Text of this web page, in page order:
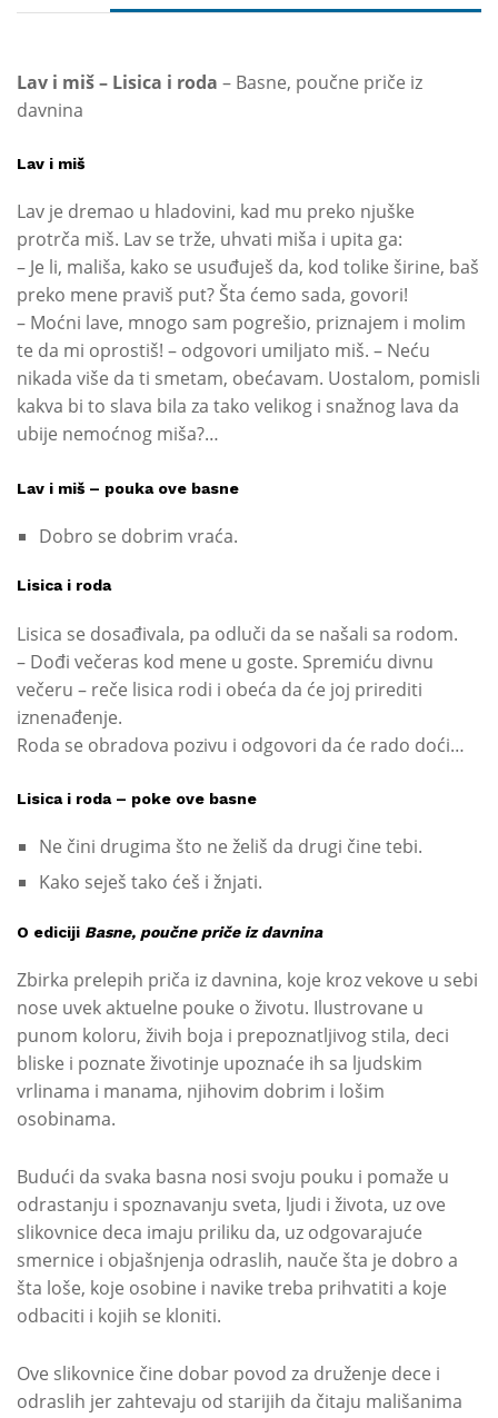
Lav i miš – Lisica i roda – Basne, poučne priče iz
davnina
Lav i miš
Lav je dremao u hladovini, kad mu preko njuške
protrča miš. Lav se trže, uhvati miša i upita ga:
– Je li, mališa, kako se usuđuješ da, kod tolike širine, baš
preko mene praviš put? Šta ćemo sada, govori!
– Moćni lave, mnogo sam pogrešio, priznajem i molim
te da mi oprostiš! – odgovori umiljato miš. – Neću
nikada više da ti smetam, obećavam. Uostalom, pomisli
kakva bi to slava bila za tako velikog i snažnog lava da
ubije nemoćnog miša?…
Lav i miš – pouka ove basne
Dobro se dobrim vraća.
Lisica i roda
Lisica se dosađivala, pa odluči da se našali sa rodom.
– Dođi večeras kod mene u goste. Spremiću divnu
večeru – reče lisica rodi i obeća da će joj prirediti
iznenađenje.
Roda se obradova pozivu i odgovori da će rado doći…
Lisica i roda – poke ove basne
Ne čini drugima što ne želiš da drugi čine tebi.
Kako seješ tako ćeš i žnjati.
O ediciji Basne, poučne priče iz davnina
Zbirka prelepih priča iz davnina, koje kroz vekove u sebi
nose uvek aktuelne pouke o životu. Ilustrovane u
punom koloru, živih boja i prepoznatljivog stila, deci
bliske i poznate životinje upoznaće ih sa ljudskim
vrlinama i manama, njihovim dobrim i lošim
osobinama.
Budući da svaka basna nosi svoju pouku i pomaže u
odrastanju i spoznavanju sveta, ljudi i života, uz ove
slikovnice deca imaju priliku da, uz odgovarajuće
smernice i objašnjenja odraslih, nauče šta je dobro a
šta loše, koje osobine i navike treba prihvatiti a koje
odbaciti i kojih se kloniti.
Ove slikovnice čine dobar povod za druženje dece i
odraslih jer zahtevaju od starijih da čitaju mališanima